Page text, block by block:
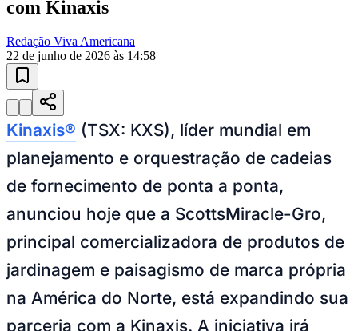
com Kinaxis
Redação Viva Americana
22 de junho de 2026 às 14:58
Kinaxis® (TSX: KXS), líder mundial em
planejamento e orquestração de cadeias
de fornecimento de ponta a ponta,
anunciou hoje que a ScottsMiracle-Gro,
principal comercializadora de produtos de
jardinagem e paisagismo de marca própria
na América do Norte, está expandindo sua
parceria com a Kinaxis. A iniciativa irá